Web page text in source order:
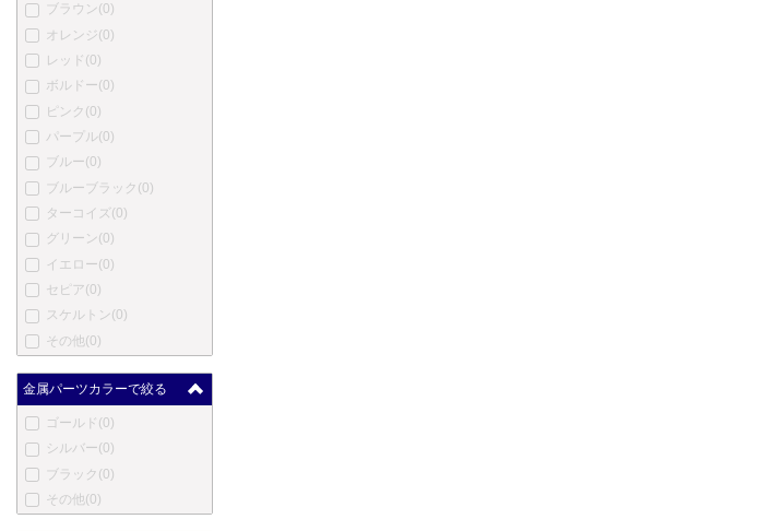
川窪万年筆(0)
アクメ (0)
あかしや(0)
アキュラ(0)
オートポイント
バヤード(0)
ベクスレー
ブレイリオ (0)
バーバーリー(0)
ブルガリ (0)
カンポマルツィオ
カーター(0)
ショーメ (0)
クリスチャン・ディオール
クレオ スクリベント
笑暮屋(0)
ブラウン (0)
オレンジ(0)
レッド (0)
ボルドー(0)
ピンク (0)
パープル(0)
ブルー(0)
ブルーブラック (0)
ターコイズ(0)
グリーン (0)
イエロー(0)
セピア(0)
スケルトン (0)
その他(0)
金属パーツカラーで絞る
ゴールド (0)
シルバー(0)
ブラック (0)
その他(0)